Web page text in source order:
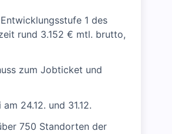
1 des
rund 3.152 € mtl. brutto,
zum Jobticket und
24.12. und 31.12.
750 Standorten der